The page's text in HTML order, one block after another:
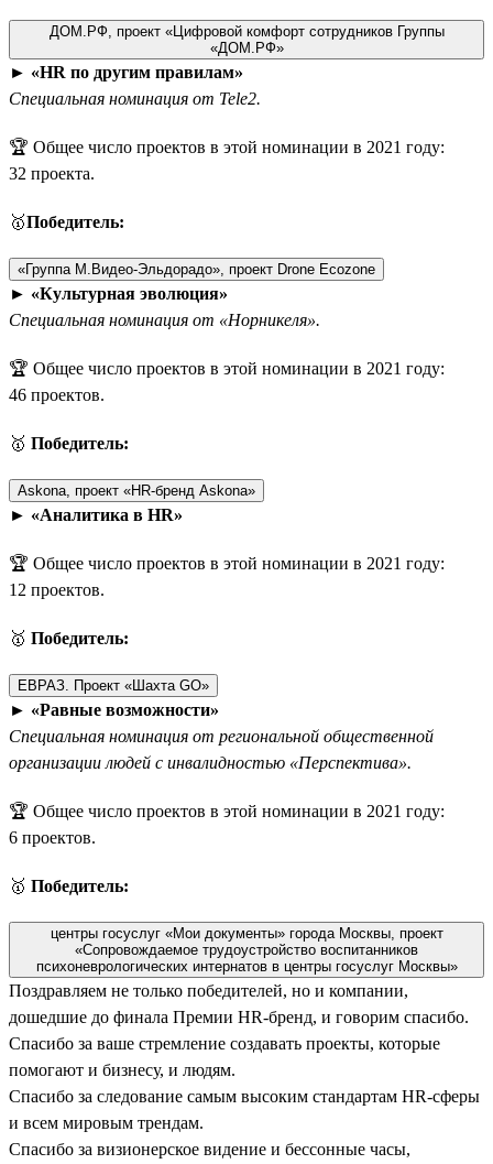
ДОМ.РФ, проект «Цифровой комфорт сотрудников Группы
«ДОМ.РФ»
► «HR по другим правилам»
Специальная номинация от Tele2.
🏆 Общее число проектов в этой номинации в 2021 году:
32 проекта.
🥇Победитель:
«Группа М.Видео-Эльдорадо», проект Drone Ecozone
► «Культурная эволюция»
Специальная номинация от «Норникеля».
🏆 Общее число проектов в этой номинации в 2021 году:
46 проектов.
🥇 Победитель:
Askona, проект «HR-бренд Askona»
► «Аналитика в HR»
🏆 Общее число проектов в этой номинации в 2021 году:
12 проектов.
🥇 Победитель:
ЕВРАЗ. Проект «Шахта GO»
► «Равные возможности»
Специальная номинация от региональной общественной
организации людей с инвалидностью «Перспектива».
🏆 Общее число проектов в этой номинации в 2021 году:
6 проектов.
🥇 Победитель:
центры госуслуг «Мои документы» города Москвы, проект
«Сопровождаемое трудоустройство воспитанников
психоневрологических интернатов в центры госуслуг Москвы»
Поздравляем не только победителей, но и компании,
дошедшие до финала Премии HR-бренд, и говорим спасибо.
Спасибо за ваше стремление создавать проекты, которые
помогают и бизнесу, и людям.
Спасибо за следование самым высоким стандартам HR-сферы
и всем мировым трендам.
Спасибо за визионерское видение и бессонные часы,